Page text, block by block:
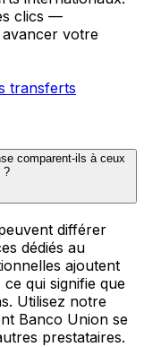
clics —
avancer votre
transferts
comparent-ils à ceux
?
différer
dédiés au
ajoutent
qui signifie que
Utilisez notre
Banco Union se
prestataires.